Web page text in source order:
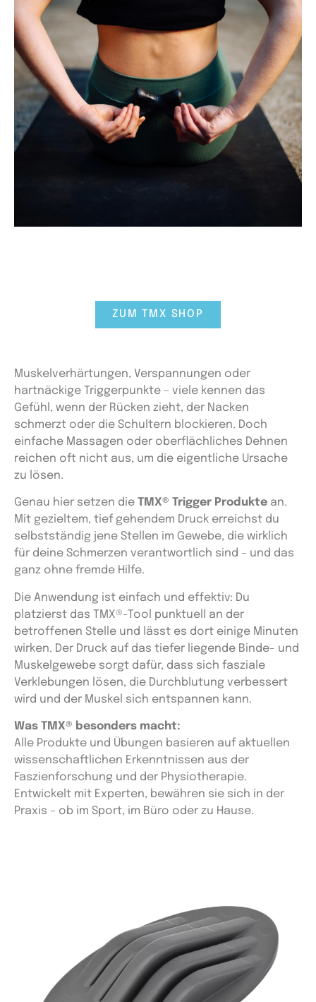
ZUM TMX SHOP
Muskelverhärtungen, Verspannungen oder
hartnäckige Triggerpunkte – viele kennen das
Gefühl, wenn der Rücken zieht, der Nacken
schmerzt oder die Schultern blockieren. Doch
einfache Massagen oder oberflächliches Dehnen
reichen oft nicht aus, um die eigentliche Ursache
zu lösen.
Genau hier setzen die TMX® Trigger Produkte an.
Mit gezieltem, tief gehendem Druck erreichst du
selbstständig jene Stellen im Gewebe, die wirklich
für deine Schmerzen verantwortlich sind – und das
ganz ohne fremde Hilfe.
Die Anwendung ist einfach und effektiv: Du
platzierst das TMX®-Tool punktuell an der
betroffenen Stelle und lässt es dort einige Minuten
wirken. Der Druck auf das tiefer liegende Binde- und
Muskelgewebe sorgt dafür, dass sich fasziale
Verklebungen lösen, die Durchblutung verbessert
wird und der Muskel sich entspannen kann.
Was TMX® besonders macht:
Alle Produkte und Übungen basieren auf aktuellen
wissenschaftlichen Erkenntnissen aus der
Faszienforschung und der Physiotherapie.
Entwickelt mit Experten, bewähren sie sich in der
Praxis – ob im Sport, im Büro oder zu Hause.